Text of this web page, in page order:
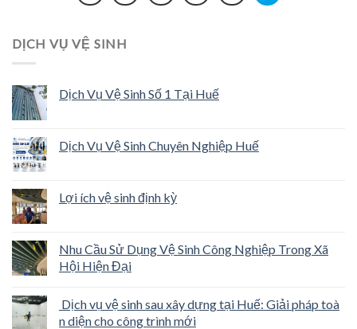
DỊCH VỤ VỆ SINH
Dịch Vụ Vệ Sinh Số 1 Tại Huế
Dịch Vụ Vệ Sinh Chuyên Nghiệp Huế
Lợi ích vệ sinh định kỳ
Nhu Cầu Sử Dụng Vệ Sinh Công Nghiệp Trong Xã
Hội Hiện Đại
Dịch vụ vệ sinh sau xây dựng tại Huế: Giải pháp toà
n diện cho công trình mới